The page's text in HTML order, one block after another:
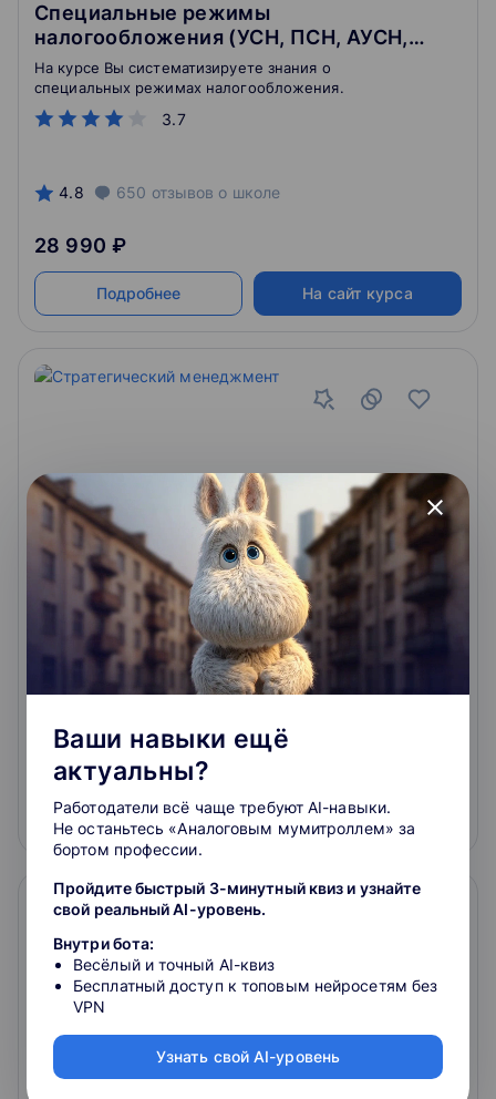
Специальные режимы
налогообложения (УСН, ПСН, АУСН,
НПД/«самозанятые») для малого
бизнеса и ИП
3.7
На курсе Вы систематизируете знания о
специальных режимах налогообложения.
4.8 650 отзывов о школе
28 990 ₽
Подробнее На сайт курса
Стратегический менеджмент
3.7
Цель курса – получение экспертных знаний по
стратегическому управлению для дальнейшего
использования в бизнесе.
23 990 ₽
Подробнее На сайт курса
Управление портфелями проектов,
close
Ваши навыки ещё
актуальны?
Работодатели всё чаще требуют AI-навыки.
Не останьтесь «Аналоговым мумитроллем» за
бортом профессии.
Пройдите быстрый 3-минутный квиз и узнайте
свой реальный AI-уровень.
Внутри бота:
Весёлый и точный AI-квиз
Бесплатный доступ к топовым нейросетям без
VPN
Узнать свой AI-уровень